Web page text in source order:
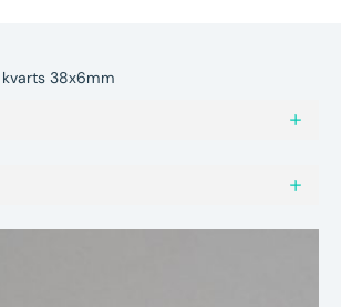
undermeny
Service
kvarts 38x6mm